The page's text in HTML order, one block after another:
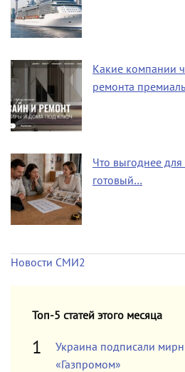
Какие компании
ремонта
Что выгоднее
готовый…
Новости СМИ2
Топ-5 статей этого месяца
Украина подписали
«Газпромом»